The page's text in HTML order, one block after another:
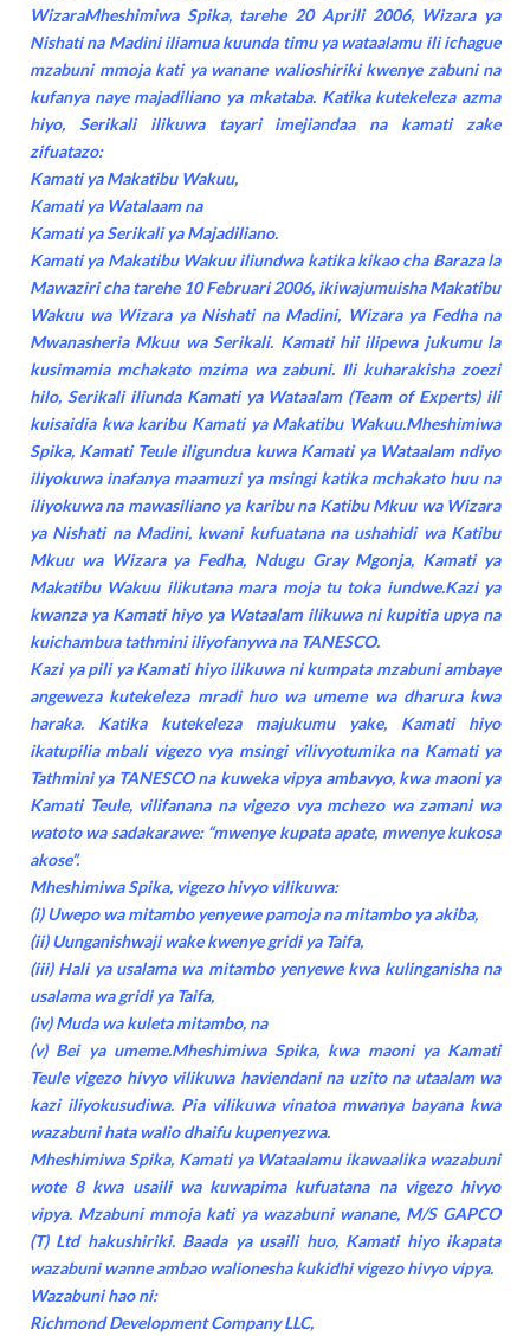
WizaraMheshimiwa Spika, tarehe 20 Aprili 2006, Wizara ya
Nishati na Madini iliamua kuunda timu ya wataalamu ili ichague
mzabuni mmoja kati ya wanane walioshiriki kwenye zabuni na
kufanya naye majadiliano ya mkataba. Katika kutekeleza azma
hiyo, Serikali ilikuwa tayari imejiandaa na kamati zake
zifuatazo:
Kamati ya Makatibu Wakuu,
Kamati ya Watalaam na
Kamati ya Serikali ya Majadiliano.
Kamati ya Makatibu Wakuu iliundwa katika kikao cha Baraza la
Mawaziri cha tarehe 10 Februari 2006, ikiwajumuisha Makatibu
Wakuu wa Wizara ya Nishati na Madini, Wizara ya Fedha na
Mwanasheria Mkuu wa Serikali. Kamati hii ilipewa jukumu la
kusimamia mchakato mzima wa zabuni. Ili kuharakisha zoezi
hilo, Serikali iliunda Kamati ya Wataalam (Team of Experts) ili
kuisaidia kwa karibu Kamati ya Makatibu Wakuu.Mheshimiwa
Spika, Kamati Teule iligundua kuwa Kamati ya Wataalam ndiyo
iliyokuwa inafanya maamuzi ya msingi katika mchakato huu na
iliyokuwa na mawasiliano ya karibu na Katibu Mkuu wa Wizara
ya Nishati na Madini, kwani kufuatana na ushahidi wa Katibu
Mkuu wa Wizara ya Fedha, Ndugu Gray Mgonja, Kamati ya
Makatibu Wakuu ilikutana mara moja tu toka iundwe.Kazi ya
kwanza ya Kamati hiyo ya Wataalam ilikuwa ni kupitia upya na
kuichambua tathmini iliyofanywa na TANESCO.
Kazi ya pili ya Kamati hiyo ilikuwa ni kumpata mzabuni ambaye
angeweza kutekeleza mradi huo wa umeme wa dharura kwa
haraka. Katika kutekeleza majukumu yake, Kamati hiyo
ikatupilia mbali vigezo vya msingi vilivyotumika na Kamati ya
Tathmini ya TANESCO na kuweka vipya ambavyo, kwa maoni ya
Kamati Teule, vilifanana na vigezo vya mchezo wa zamani wa
watoto wa sadakarawe: “mwenye kupata apate, mwenye kukosa
akose”.
Mheshimiwa Spika, vigezo hivyo vilikuwa:
(i) Uwepo wa mitambo yenyewe pamoja na mitambo ya akiba,
(ii) Uunganishwaji wake kwenye gridi ya Taifa,
(iii) Hali ya usalama wa mitambo yenyewe kwa kulinganisha na
usalama wa gridi ya Taifa,
(iv) Muda wa kuleta mitambo, na
(v) Bei ya umeme.Mheshimiwa Spika, kwa maoni ya Kamati
Teule vigezo hivyo vilikuwa haviendani na uzito na utaalam wa
kazi iliyokusudiwa. Pia vilikuwa vinatoa mwanya bayana kwa
wazabuni hata walio dhaifu kupenyezwa.
Mheshimiwa Spika, Kamati ya Wataalamu ikawaalika wazabuni
wote 8 kwa usaili wa kuwapima kufuatana na vigezo hivyo
vipya. Mzabuni mmoja kati ya wazabuni wanane, M/S GAPCO
(T) Ltd hakushiriki. Baada ya usaili huo, Kamati hiyo ikapata
wazabuni wanne ambao walionesha kukidhi vigezo hivyo vipya.
Wazabuni hao ni:
Richmond Development Company LLC,